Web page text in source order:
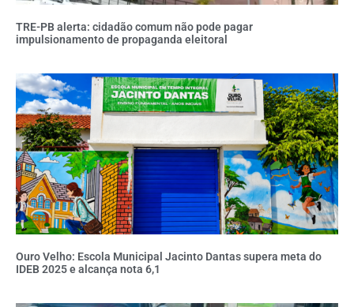
TRE-PB alerta: cidadão comum não pode pagar
impulsionamento de propaganda eleitoral
Ouro Velho: Escola Municipal Jacinto Dantas supera meta do
IDEB 2025 e alcança nota 6,1